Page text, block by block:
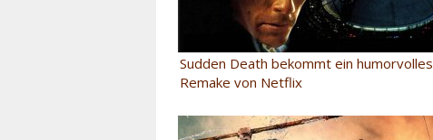
Sudden Death bekommt ein humorvolles
Remake von Netflix